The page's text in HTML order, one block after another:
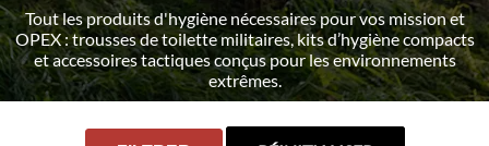
Tout les produits d'hygiène nécessaires pour vos mission et
OPEX : trousses de toilette militaires, kits d’hygiène compacts
et accessoires tactiques conçus pour les environnements
extrêmes.